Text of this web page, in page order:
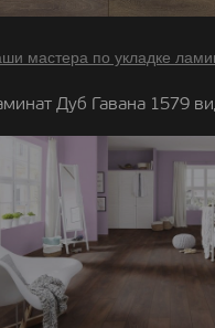
мастера по укладке
Дуб Гавана 1579